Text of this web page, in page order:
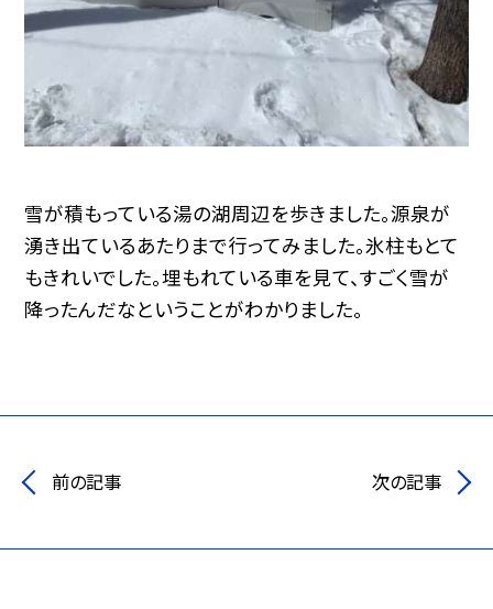
雪が積もっている湯の湖周辺を歩きました。源泉が
湧き出ているあたりまで行ってみました。氷柱もとて
もきれいでした。埋もれている車を見て、すごく雪が
降ったんだなということがわかりました。
前の記事 次の記事